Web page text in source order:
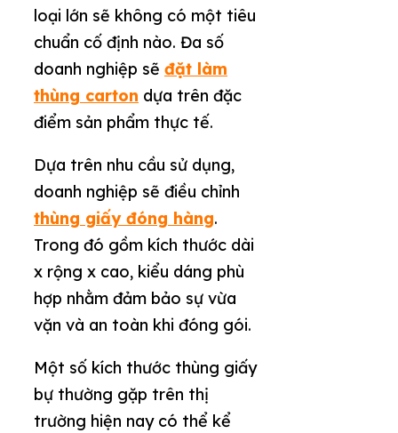
loại lớn sẽ không có một tiêu
chuẩn cố định nào. Đa số
doanh nghiệp sẽ đặt làm
thùng carton dựa trên đặc
điểm sản phẩm thực tế.
Dựa trên nhu cầu sử dụng,
doanh nghiệp sẽ điều chỉnh
thùng giấy đóng hàng.
Trong đó gồm kích thước dài
x rộng x cao, kiểu dáng phù
hợp nhằm đảm bảo sự vừa
vặn và an toàn khi đóng gói.
Một số kích thước thùng giấy
bự thường gặp trên thị
trường hiện nay có thể kể